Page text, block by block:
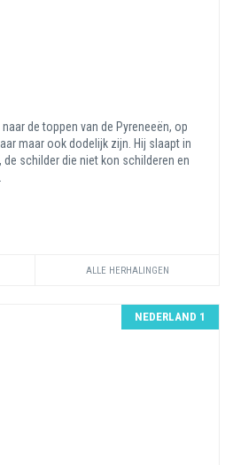
de toppen van de Pyreneeën, op
maar ook dodelijk zijn. Hij slaapt in
de schilder die niet kon schilderen en
ALLE HERHALINGEN
NEDERLAND 1